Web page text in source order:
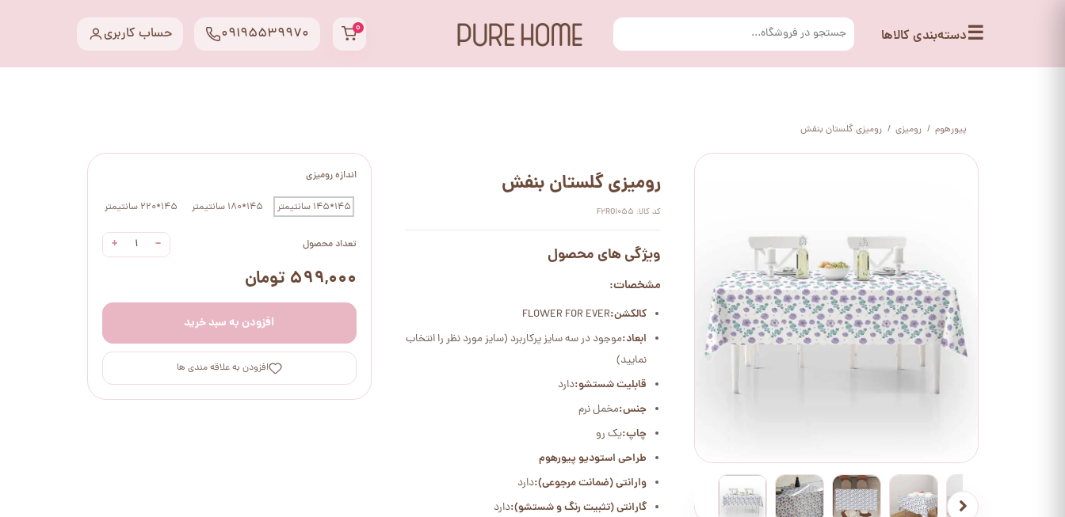
☰دسته‌بندی کالاها ۰ حساب کاربری 09195539970
پیورهوم رومیزی رومیزی گلستان بنفش
اندازه رومیزی
145*145 سانتیمتر 145*180 سانتیمتر 145*220 سانتیمتر
تعداد محصول −
+
۵۹۹,۰۰۰ تومان
افزودن به سبد خرید
افزودن به علاقه مندی ها
رومیزی گلستان بنفش
کد کالا: F2RO1055
ویژگی های محصول
مشخصات:
کالکشن:FLOWER FOR EVER
ابعاد:موجود در سه سایز پرکاربرد (سایز مورد نظر را انتخاب
نمایید)
قابلیت شستشو:دارد
جنس:مخمل نرم
چاپ:یک رو
طراحی استودیو پیورهوم
وارانتی (ضمانت مرجوعی):دارد
گارانتی (تثبیت رنگ و شستشو):دارد